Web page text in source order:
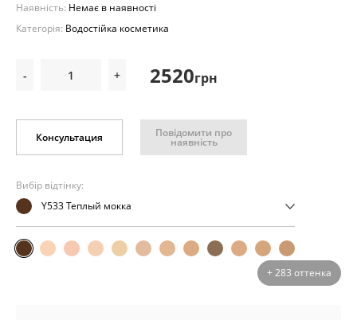
Наявність: Немає в наявності
Категорія: Водостійка косметика
- + 2520грн
Консультация Повідомити про
наявність
Вибір відтінку:
Y533 Теплый мокка
+ 283 оттенка